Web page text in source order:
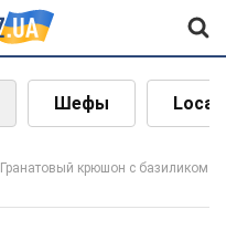
Шефы Local
Гранатовый крюшон с базиликом